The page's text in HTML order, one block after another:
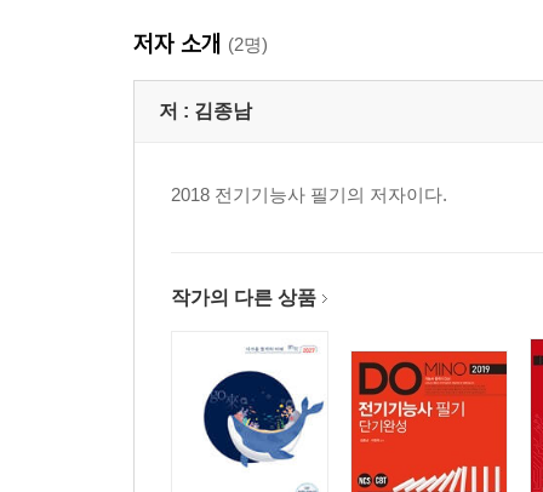
저자 소개 (2명)
저 : 김종남
2018 전기기능사 필기의 저자이다.
작가의 다른 상품